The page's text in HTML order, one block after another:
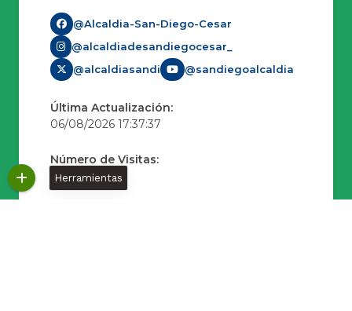
@Alcaldia-San-Diego-Cesar
@alcaldiadesandiegocesar_
@alcaldiasandi
@sandiegoalcaldia
Última Actualización:
06/08/2026 17:37:37
Número de Visitas:
294739
Herramientas